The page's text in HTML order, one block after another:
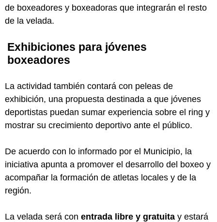
de boxeadores y boxeadoras que integrarán el resto
de la velada.
Exhibiciones para jóvenes
boxeadores
La actividad también contará con peleas de
exhibición, una propuesta destinada a que jóvenes
deportistas puedan sumar experiencia sobre el ring y
mostrar su crecimiento deportivo ante el público.
De acuerdo con lo informado por el Municipio, la
iniciativa apunta a promover el desarrollo del boxeo y
acompañar la formación de atletas locales y de la
región.
La velada será con entrada libre y gratuita y estará